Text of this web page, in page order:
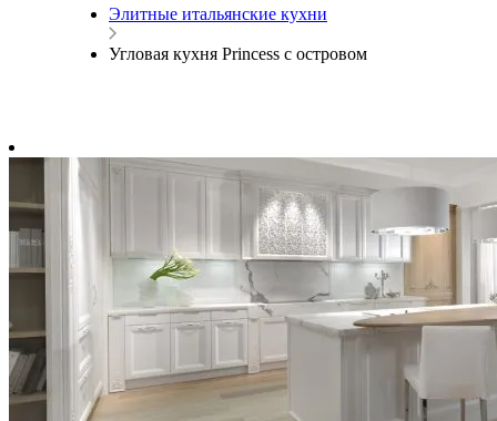
Элитные итальянские кухни
Угловая кухня Princess с островом